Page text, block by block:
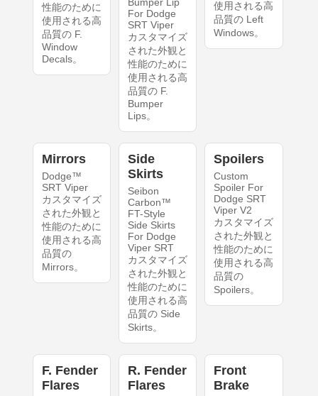
性能のために
使用される高
品質の F.
Window
Decals。
Bumper Lip
For Dodge
SRT Viper
カスタマイズ
された外観と
性能のために
使用される高
品質の F.
Bumper
Lips。
使用される高
品質の Left
Windows。
Mirrors
Dodge™
SRT Viper
カスタマイズ
された外観と
性能のために
使用される高
品質の
Mirrors。
Side
Skirts
Seibon
Carbon™
FT-Style
Side Skirts
For Dodge
Viper SRT
カスタマイズ
された外観と
性能のために
使用される高
品質の Side
Skirts。
Spoilers
Custom
Spoiler For
Dodge SRT
Viper V2
カスタマイズ
された外観と
性能のために
使用される高
品質の
Spoilers。
F. Fender
Flares
R. Fender
Flares
Front
Brake